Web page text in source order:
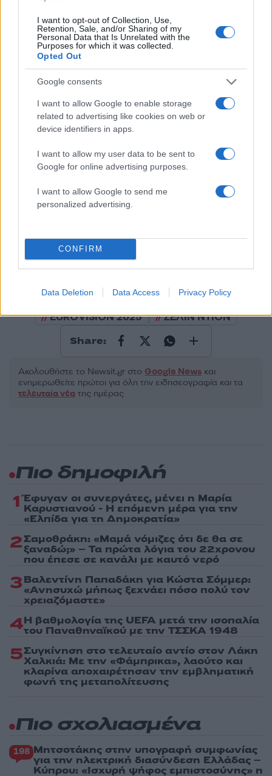
I want to opt-out of Collection, Use,
Retention, Sale, and/or Sharing of my
Personal Data that Is Unrelated with the
Purposes for which it was collected.
Opted Out
Google consents
I want to allow Google to enable storage
related to advertising like cookies on web or
device identifiers in apps.
I want to allow my user data to be sent to
Google for online advertising purposes.
I want to allow Google to send me
personalized advertising.
CONFIRM
Data Deletion Data Access Privacy Policy
Σχόλια
Σχολίασε εδώ
50 /50
Υποβολή σχολίου
Όροι Χρήσης. Το site προστατεύεται από reCAPTCHA, ισχύουν
EUROVISION 2025
ΣΕΛΙΝ ΝΤΙΟΝ
Share:
Ακολουθήστε το Νewsit.gr στο Google News και
ενημερωθείτε πρώτοι για όλη την ειδησεογραφία και τα
τελευταία νέα της ημέρας
Πιο δημοφιλή
1 Έφυγαν οι συνεργάτες, μένει η Μαρία
Καρυστιανού - Η επόμενη μέρα για την
«Ελπίδα για τη Δημοκρατία»
2Σαμοθράκη: «Μαμά νόμιζες ότι δε θα σε
ξαναδώ;» – Τα πρώτα λόγια του 22χρονου
που έπεσε σε κανάλι με καυτό νερό
3Βαλεντίνη Παπαδάκη για Κώστα Σόμμερ:
«Ανησυχώ μήπως ξεχνάει πόσο πολύ τον
χρειαζόμαστε»
4Η βαθμολογία της UEFA μετά την ισοπαλία
του Παναθηναϊκού με την ΤΣΣΚΑ 1948
5Συγκίνηση στο τελευταίο αντίο στον Λάκη
Χαλκιά: Με την «Φάμπρικα», λαούτο και
κλαρίνα αποχαιρέτησαν την εμβληματική
φωνή της μεταπολίτευσης
Πιο σχολιασμένα
198 Μητσοτάκης στην υπογραφή συμφωνίας
για την ηλεκτρική διασύνδεση Ελλάδας –
Κύπρου: «Ισχυρή ψήφος εμπιστοσύνης» η